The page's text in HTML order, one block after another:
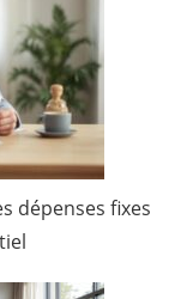
dépenses fixes